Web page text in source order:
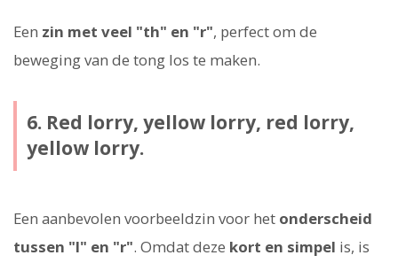
Een zin met veel "th" en "r", perfect om de
beweging van de tong los te maken.
6. Red lorry, yellow lorry, red lorry,
yellow lorry.
Een aanbevolen voorbeeldzin voor het onderscheid
tussen "l" en "r". Omdat deze kort en simpel is, is